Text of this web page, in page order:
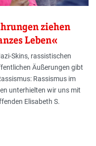
ziehen
Leben«
Skins, rassistischen
Äußerungen gibt
Rassismus im
unterhielten wir uns mit
Elisabeth S.